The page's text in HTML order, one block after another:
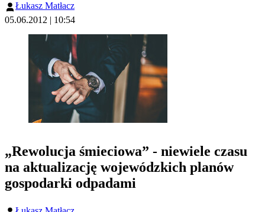
Łukasz Matłacz
05.06.2012 | 10:54
„Rewolucja śmieciowa” - niewiele czasu
na aktualizację wojewódzkich planów
gospodarki odpadami